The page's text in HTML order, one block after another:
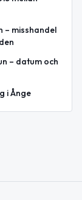
– misshandel
– datum och
i Ånge